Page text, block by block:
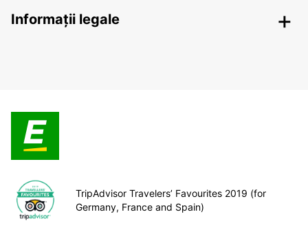
Informații legale
TripAdvisor Travelers’ Favourites 2019 (for
Germany, France and Spain)